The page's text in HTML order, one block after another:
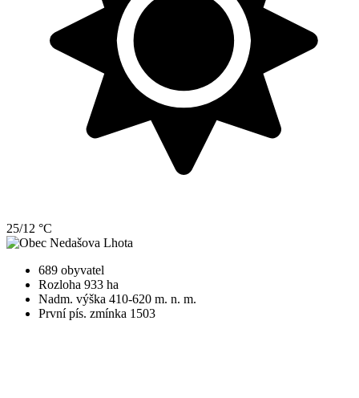
25/12 °C
689 obyvatel
Rozloha 933 ha
Nadm. výška 410-620 m. n. m.
První pís. zmínka 1503